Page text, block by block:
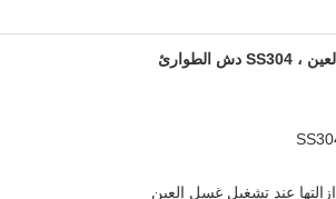
عند تشغيل غسل العين